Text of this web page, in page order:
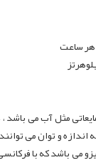
مثل آب می باشد
و توان می